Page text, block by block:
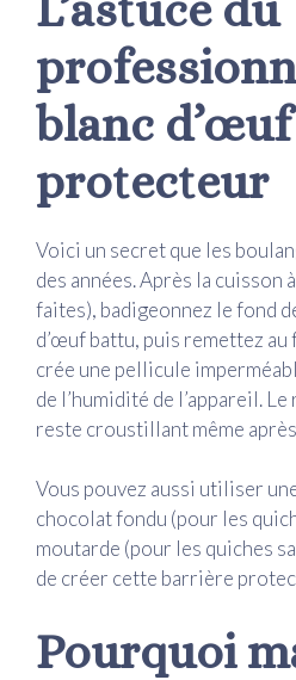
blanc d’œuf
protecteur
Voici un secret que les
des années. Après la cuisson
faites), badigeonnez le fond
d’œuf battu, puis remettez
crée une pellicule
de l’humidité de l’appareil.
reste croustillant même
Vous pouvez aussi utiliser
chocolat fondu (pour les
moutarde (pour les quiches
de créer cette barrière
Pourquoi